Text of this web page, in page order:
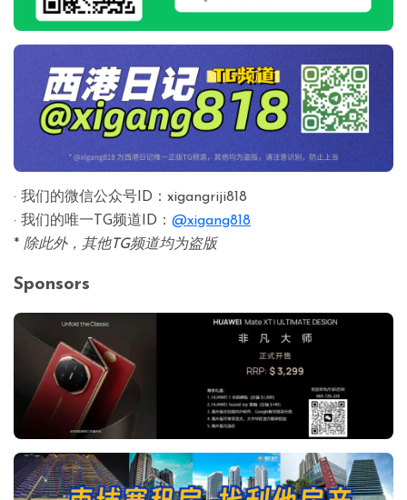
· 我们的微信公众号ID：xigangriji818
· 我们的唯一TG频道ID： @xigang818
* 除此外，其他TG频道均为盗版
Sponsors